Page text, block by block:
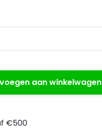
aan winkelwagen
€500